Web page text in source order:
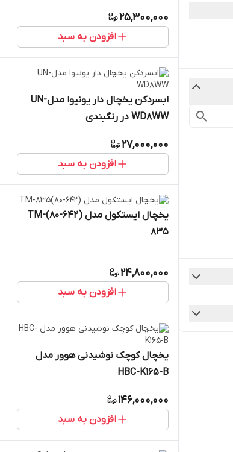
25,300,000
افزودن به سبد
ابسردکن یخچال دار یونیوا مدلUN-
WD8WW در رنگبندی
27,000,000
افزودن به سبد
یخچال ایستکول مدل (642-80)TM-
835
24,800,000
افزودن به سبد
یخچال کوچک نوشیدنی هوور مدل
HBC-K165-B
146,000,000
افزودن به سبد